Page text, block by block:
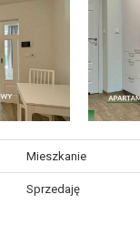
Mieszkanie
Sprzedaję